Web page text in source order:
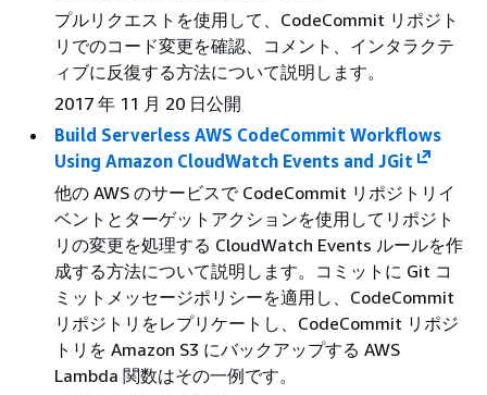
プルリクエストを使用して、CodeCommit リポジト
リでのコード変更を確認、コメント、インタラクテ
ィブに反復する方法について説明します。
2017 年 11 月 20 日公開
Build Serverless AWS CodeCommit Workflows
Using Amazon CloudWatch Events and JGit
他の AWS のサービスで CodeCommit リポジトリイ
ベントとターゲットアクションを使用してリポジト
リの変更を処理する CloudWatch Events ルールを作
成する方法について説明します。コミットに Git コ
ミットメッセージポリシーを適用し、CodeCommit
リポジトリをレプリケートし、CodeCommit リポジ
トリを Amazon S3 にバックアップする AWS
Lambda 関数はその一例です。